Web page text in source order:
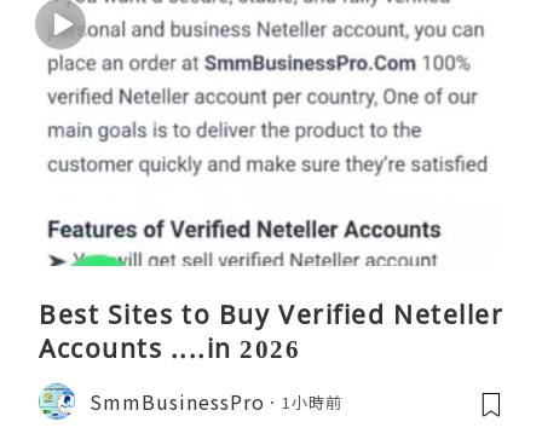
Best Sites to Buy Verified Neteller
Accounts ....in 2026
SmmBusinessPro 1小時前